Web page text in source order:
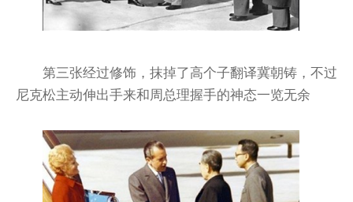
第三张经过修饰，抹掉了高个子翻译冀朝铸，不过
尼克松主动伸出手来和周总理握手的神态一览无余